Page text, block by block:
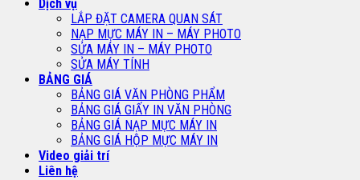
Dịch vụ
LẮP ĐẶT CAMERA QUAN SÁT
NẠP MỰC MÁY IN – MÁY PHOTO
SỬA MÁY IN – MÁY PHOTO
SỬA MÁY TÍNH
BẢNG GIÁ
BẢNG GIÁ VĂN PHÒNG PHẨM
BẢNG GIÁ GIẤY IN VĂN PHÒNG
BẢNG GIÁ NẠP MỰC MÁY IN
BẢNG GIÁ HỘP MỰC MÁY IN
Video giải trí
Liên hệ